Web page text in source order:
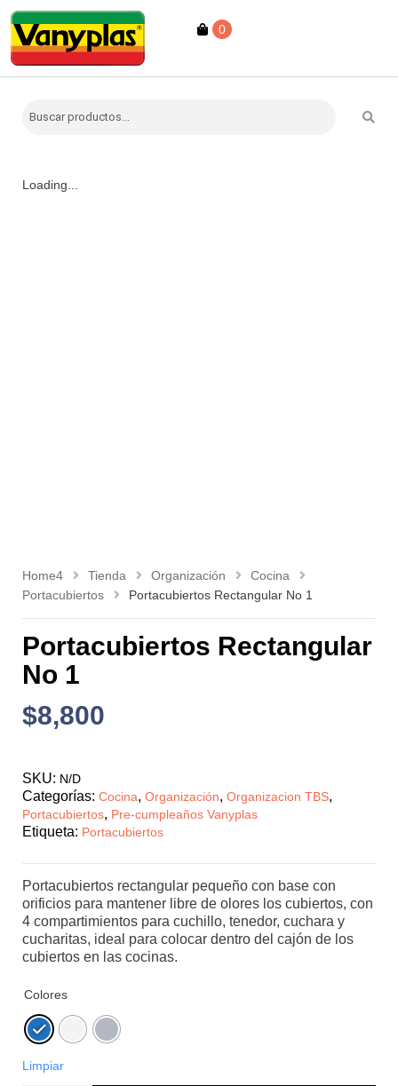
0
Loading...
Home4 Tienda Organización
Cocina
Portacubiertos
Portacubiertos Rectangular No 1
Portacubiertos Rectangular
No 1
$8,800
SKU: N/D
Categorías: Cocina, Organización, Organizacion TBS,
Portacubiertos, Pre-cumpleaños Vanyplas
Etiqueta: Portacubiertos
Portacubiertos rectangular pequeño con base con
orificios para mantener libre de olores los cubiertos, con
4 compartimientos para cuchillo, tenedor, cuchara y
cucharitas, ideal para colocar dentro del cajón de los
cubiertos en las cocinas.
Colores
Limpiar